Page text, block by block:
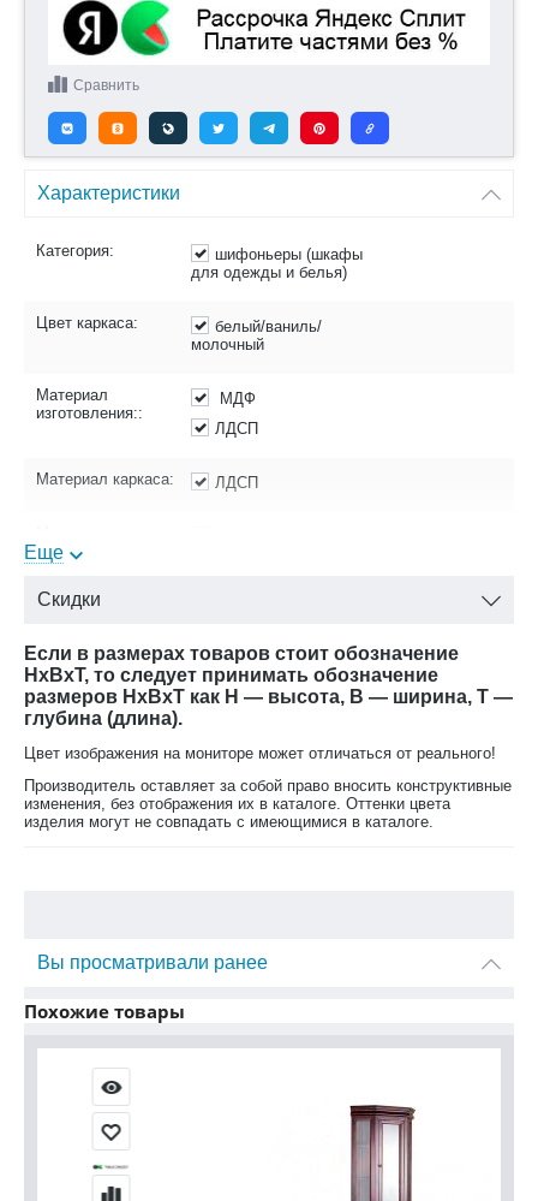
Сравнить
Характеристики
Категория:
шифоньеры (шкафы
для одежды и белья)
Цвет каркаса:
белый/ваниль/
молочный
Материал
изготовления::
МДФ
ЛДСП
Материал каркаса: ЛДСП
фасадов:
Бренд/
Производитель:
Еще
Скидки
Если в размерах товаров стоит обозначение
HxBxT, то следует принимать обозначение
размеров HxBxT как H — высота, B — ширина, T —
глубина (длина).
Цвет изображения на мониторе может отличаться от реального!
Производитель оставляет за собой право вносить конструктивные
изменения, без отображения их в каталоге. Оттенки цвета
изделия могут не совпадать с имеющимися в каталоге.
Вы просматривали ранее
Похожие товары